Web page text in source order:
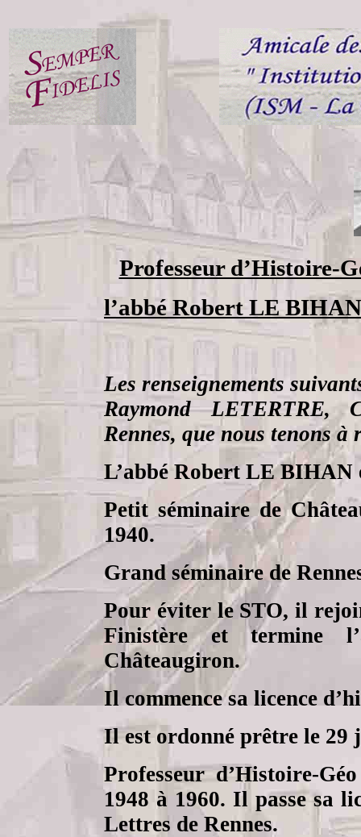
Professeur d’Histoire-
l’abbé Robert LE
Les renseignements
Raymond LETERTRE,
Rennes, que nous tenons à
L’abbé Robert LE BIHAN
Petit séminaire de
1940.
Grand séminaire de
Pour éviter le STO, il
Finistère et termine
Châteaugiron.
Il commence sa licence
Il est ordonné prêtre le 29
Professeur d’Histoire-
1948 à 1960. Il passe sa
Lettres de Rennes.